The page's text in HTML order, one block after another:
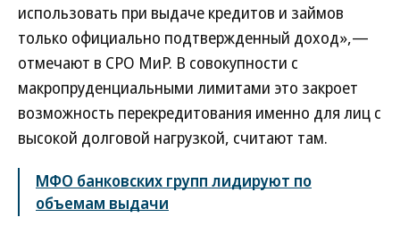
использовать при выдаче кредитов и займов
только официально подтвержденный доход»,—
отмечают в СРО МиР. В совокупности с
макропруденциальными лимитами это закроет
возможность перекредитования именно для лиц с
высокой долговой нагрузкой, считают там.
МФО банковских групп лидируют по
объемам выдачи